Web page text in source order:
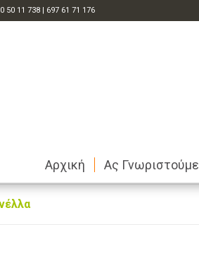
50 11 738 | 697 61 71 176
Αρχική Ας Γνωριστούμε